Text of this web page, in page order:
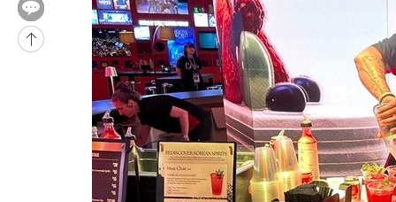
17분 전 >
[속보] SKT, 에이닷 서비스 장애 발생…"원인 파악 중"
27분 전 >
[속보]합참 "북, 동해상으로 미상 발사체 발사"
'낮 최고 39도' 불볕더위…한밤 열대야도 계속[내일날씨]
[속보]7~9일 프로야구 3연전도 폭염 취소…11일 재개
"韓 외환시장 개입 관측 배경엔 美의 대한국 무역적자 있어"
'월드컵 탈락 후폭풍' 축구협회…초유의 압수수색에 '충격·당황'
서울 낮 37.9도, 올여름 최고치 경신…영등포 순간 '40도'
[속보]종합특검, 대검 추가 압수수색…내란 중요임무종사 혐의